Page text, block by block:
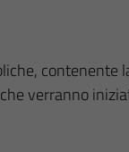
contenente
verranno